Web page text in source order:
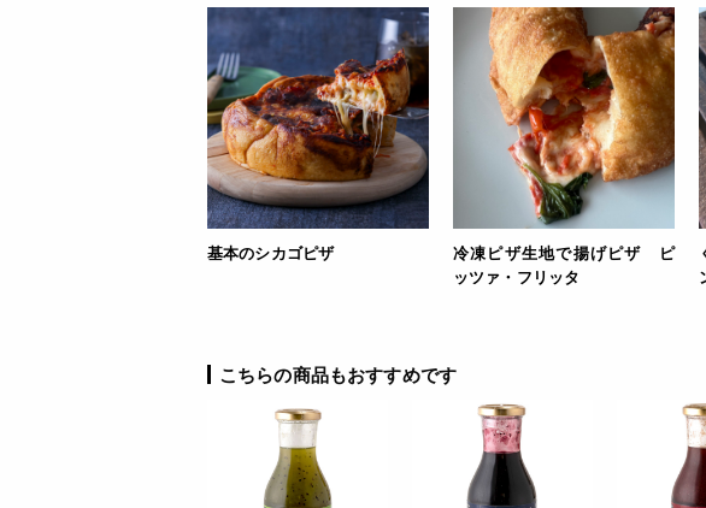
・トッピング
ピザソース適量
ピザチーズ適量
お好みの材料適量
●作り方
[1] ピザ生地をバ
[2] 冷蔵庫から取
[3] クッキングシ
[4] ピザソース、
る。
[5] 250℃に予熱し
基本のシカゴピザ
冷凍ピザ生地で揚げピザ ピ
ッツァ・フリッタ
こちらの商品もおすすめです